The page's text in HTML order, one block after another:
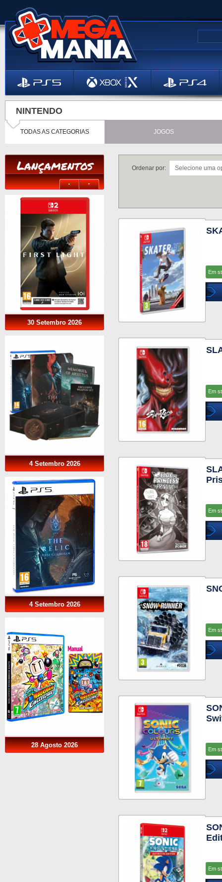
NINTENDO
TODAS AS CATEGORIAS JOGOS
Lançamentos
30 Setembro 2026
4 Setembro 2026
4 Setembro 2026
28 Agosto 2026
Ordenar por:
Em
Em
Em
Em
Em
Em